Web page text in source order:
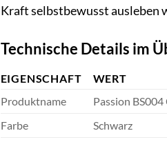
Kraft selbstbewusst ausleben
Technische Details im
EIGENSCHAFT
WERT
Produktname
Passion
Farbe
Schwarz